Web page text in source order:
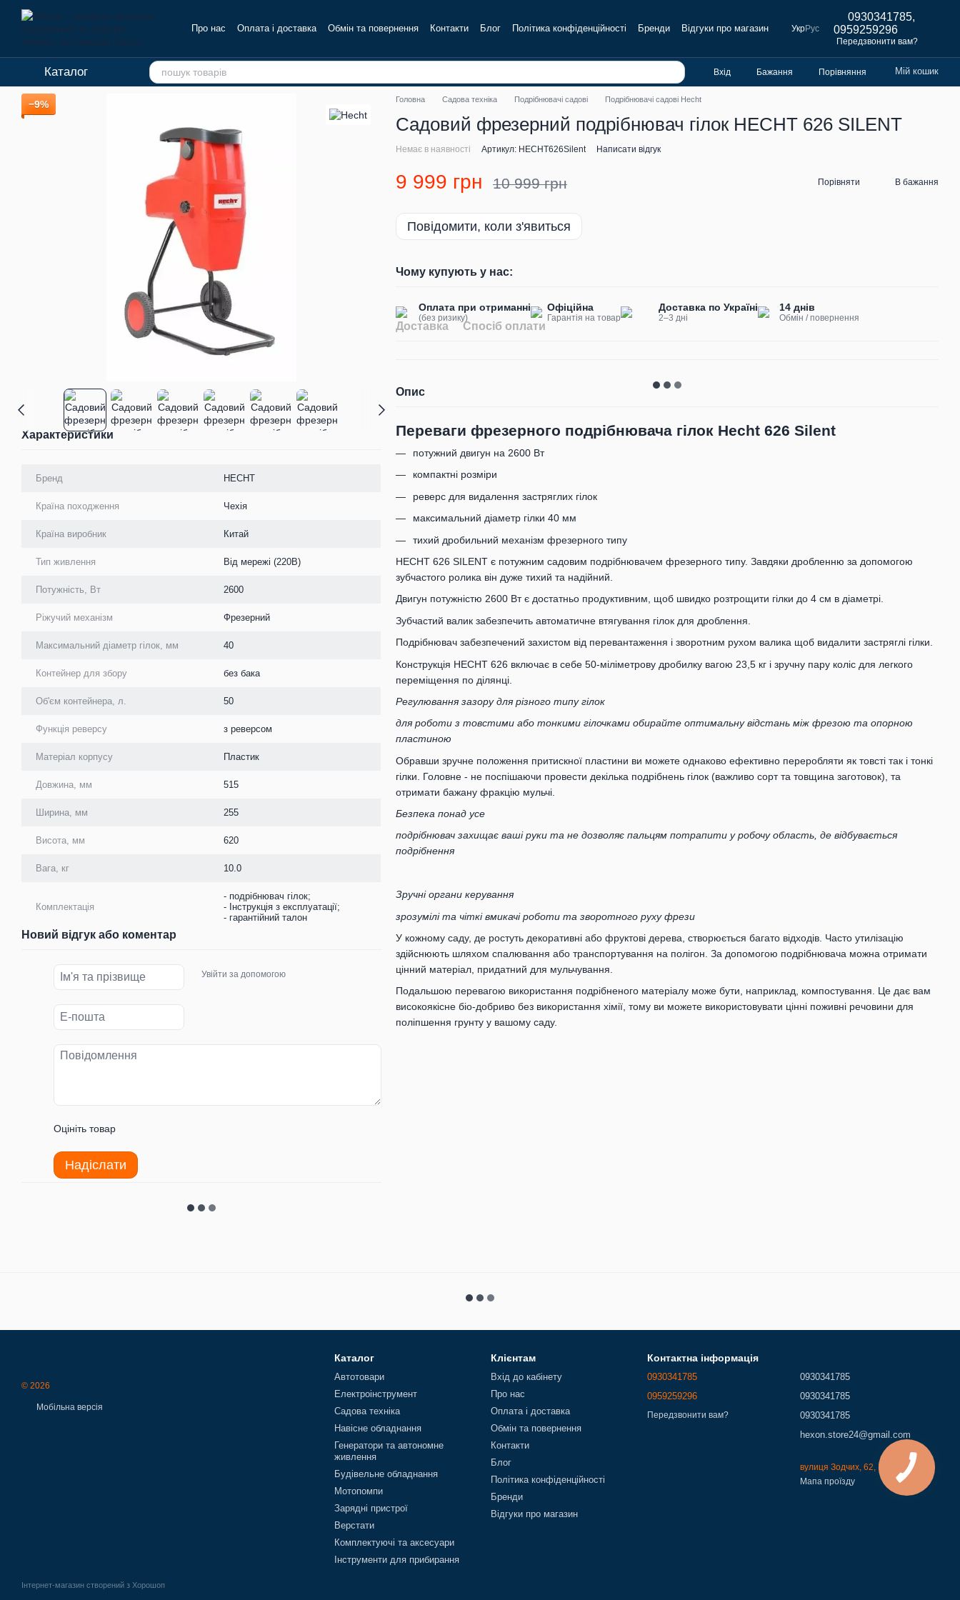
Перейти до основного контенту
Про нас Оплата і доставка Обмін та повернення Контакти Блог Політика конфіденційності Бренди Відгуки про магазин УкрРус
0930341785,
0959259296
Передзвонити вам?
Каталог Вхід Бажання Порівняння Мій кошик
−9%
Характеристики
Бренд HECHT
Країна походження Чехія
Країна виробник Китай
Тип живлення Від мережі (220В)
Потужність, Вт 2600
Ріжучий механізм Фрезерний
Максимальний діаметр гілок, мм 40
Контейнер для збору без бака
Об'єм контейнера, л. 50
Функція реверсу з реверсом
Матеріал корпусу Пластик
Довжина, мм 515
Ширина, мм 255
Висота, мм 620
Вага, кг 10.0
Комплектація
- подрібнювач гілок;
- Інструкція з експлуатації;
- гарантійний талон
Новий відгук або коментар
Увійти за допомогою
Оцініть товар
Надіслати
Головна Садова техніка Подрібнювачі садові Подрібнювачі садові Hecht
Садовий фрезерний подрібнювач гілок HECHT 626 SILENT
Немає в наявності Артикул: HECHT626Silent Написати відгук
9 999 грн 10 999 грн Порівняти В бажання
Повідомити, коли з'явиться
Чому купують у нас:
Оплата при отриманні
(без ризику)
Офіційна
Гарантія на товар
Доставка по Україні
2–3 дні
14 днів
Обмін / повернення
Доставка Спосіб оплати
Опис
Переваги фрезерного подрібнювача гілок Hecht 626 Silent
потужний двигун на 2600 Вт
компактні розміри
реверс для видалення застряглих гілок
максимальний діаметр гілки 40 мм
тихий дробильний механізм фрезерного типу
HECHT 626 SILENT є потужним садовим подрібнювачем фрезерного типу. Завдяки дробленню за допомогою
зубчастого ролика він дуже тихий та надійний.
Двигун потужністю 2600 Вт є достатньо продуктивним, щоб швидко розтрощити гілки до 4 см в діаметрі.
Зубчастий валик забезпечить автоматичне втягування гілок для дроблення.
Подрібнювач забезпечений захистом від перевантаження і зворотним рухом валика щоб видалити застряглі гілки.
Конструкція HECHT 626 включає в себе 50-міліметрову дробилку вагою 23,5 кг і зручну пару коліс для легкого
переміщення по ділянці.
Регулювання зазору для різного типу гілок
для роботи з товстими або тонкими гілочками обирайте оптимальну відстань між фрезою та опорною
пластиною
Обравши зручне положення притискної пластини ви можете однаково ефективно переробляти як товсті так і тонкі
гілки. Головне - не поспішаючи провести декілька подрібнень гілок (важливо сорт та товщина заготовок), та
отримати бажану фракцію мульчі.
Безпека понад усе
подрібнювач захищає ваші руки та не дозволяє пальцям потрапити у робочу область, де відбувається
подрібнення
Зручні органи керування
зрозумілі та чіткі вмикачі роботи та зворотного руху фрези
У кожному саду, де ростуть декоративні або фруктові дерева, створюється багато відходів. Часто утилізацію
здійснюють шляхом спалювання або транспортування на полігон. За допомогою подрібнювача можна отримати
цінний матеріал, придатний для мульчування.
Подальшою перевагою використання подрібненого матеріалу може бути, наприклад, компостування. Це дає вам
високоякісне біо-добриво без використання хімії, тому ви можете використовувати цінні поживні речовини для
поліпшення грунту у вашому саду.
© 2026
Мобільна версія
Інтернет-магазин створений з Хорошоп
Каталог
Автотовари
Електроінструмент
Садова техніка
Навісне обладнання
Генератори та автономне
живлення
Будівельне обладнання
Мотопомпи
Зарядні пристрої
Верстати
Комплектуючі та аксесуари
Інструменти для прибирання
Клієнтам
Вхід до кабінету
Про нас
Оплата і доставка
Обмін та повернення
Контакти
Блог
Політика конфіденційності
Бренди
Відгуки про магазин
Контактна інформація
0930341785
0959259296
Передзвонити вам?
0930341785
0930341785
0930341785
hexon.store24@gmail.com
вулиця Зодчих, 62, Київ, 02000
Мапа проїзду